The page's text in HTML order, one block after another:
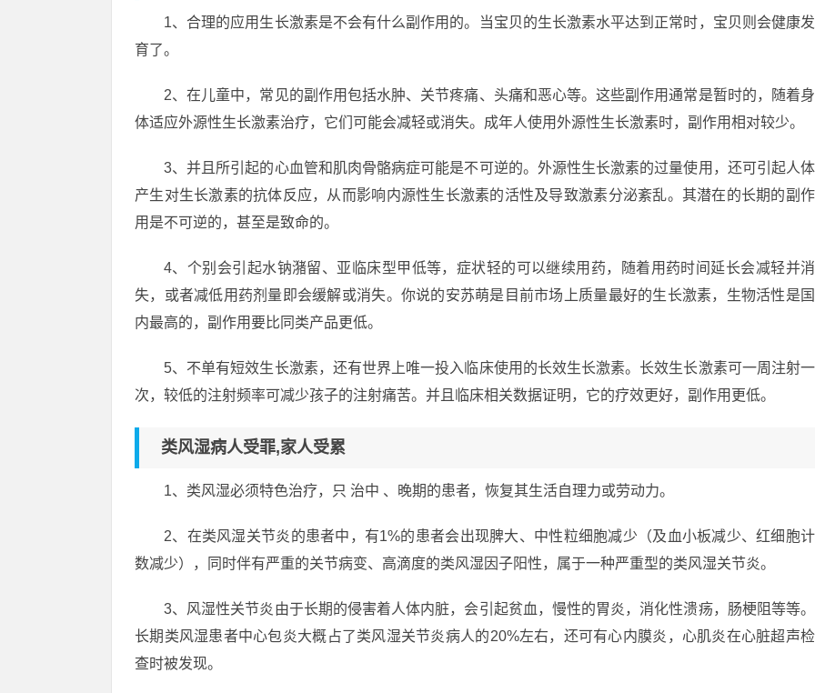
1、合理的应用生长激素是不会有什么副作用的。当宝贝的生长激素水平达到正常时，宝贝则会健康发
育了。
2、在儿童中，常见的副作用包括水肿、关节疼痛、头痛和恶心等。这些副作用通常是暂时的，随着身
体适应外源性生长激素治疗，它们可能会减轻或消失。成年人使用外源性生长激素时，副作用相对较少。
3、并且所引起的心血管和肌肉骨骼病症可能是不可逆的。外源性生长激素的过量使用，还可引起人体
产生对生长激素的抗体反应，从而影响内源性生长激素的活性及导致激素分泌紊乱。其潜在的长期的副作
用是不可逆的，甚至是致命的。
4、个别会引起水钠潴留、亚临床型甲低等，症状轻的可以继续用药，随着用药时间延长会减轻并消
失，或者减低用药剂量即会缓解或消失。你说的安苏萌是目前市场上质量最好的生长激素，生物活性是国
内最高的，副作用要比同类产品更低。
5、不单有短效生长激素，还有世界上唯一投入临床使用的长效生长激素。长效生长激素可一周注射一
次，较低的注射频率可减少孩子的注射痛苦。并且临床相关数据证明，它的疗效更好，副作用更低。
类风湿病人受罪,家人受累
1、类风湿必须特色治疗，只 治中 、晚期的患者，恢复其生活自理力或劳动力。
2、在类风湿关节炎的患者中，有1%的患者会出现脾大、中性粒细胞减少（及血小板减少、红细胞计
数减少），同时伴有严重的关节病变、高滴度的类风湿因子阳性，属于一种严重型的类风湿关节炎。
3、风湿性关节炎由于长期的侵害着人体内脏，会引起贫血，慢性的胃炎，消化性溃疡，肠梗阻等等。
长期类风湿患者中心包炎大概占了类风湿关节炎病人的20%左右，还可有心内膜炎，心肌炎在心脏超声检
查时被发现。